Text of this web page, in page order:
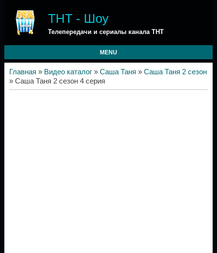
ТНТ - Шоу
Телепередачи и сериалы канала ТНТ
MENU
Главная » Видео каталог» Саша Таня » Саша Таня 2 сезон
» Саша Таня 2 сезон 4 серия